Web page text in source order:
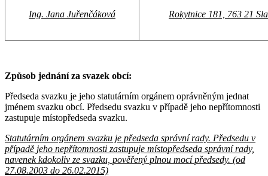
Ing. Jana Juřenčáková Rokytnice 181, 763 21
Způsob jednání za svazek obcí:
Předseda svazku je jeho statutárním orgánem oprávněným jednat
jménem svazku obcí. Předsedu svazku v případě jeho nepřítomnosti
zastupuje místopředseda svazku.
Statutárním orgánem svazku je předseda správní rady. Předsedu v
případě jeho nepřítomnosti zastupuje místopředseda správní rady,
navenek kdokoliv ze svazku, pověřený plnou mocí předsedy. (od
27.08.2003 do 26.02.2015)